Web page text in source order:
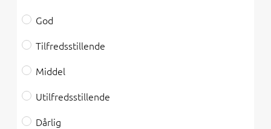
God
Tilfredsstillende
Middel
Utilfredsstillende
Dårlig